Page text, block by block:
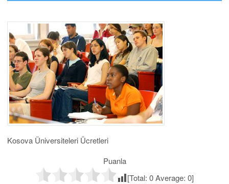
Kosova Üniversiteleri Ücretleri
Puanla
[Total: 0Average: 0]